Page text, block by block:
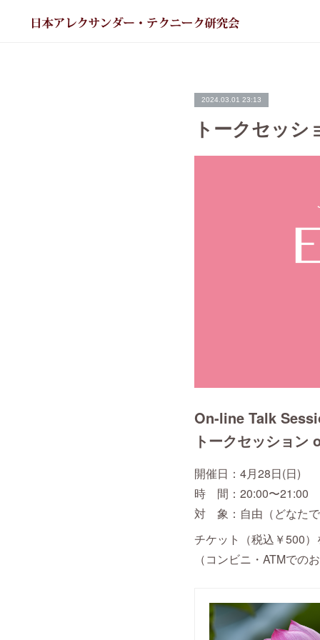
2024.03.01 23:13
トークセッ
On-line Talk
トークセッショ
開催日：4月28日(日)
時 間：20:00〜21:00
対 象：自由（どなた
チケット（税込￥500
（コンビニ・ATMでの